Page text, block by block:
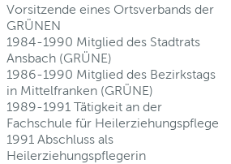
Vorsitzende eines Ortsverbands der
GRÜNEN
1984-1990 Mitglied des Stadtrats
Ansbach (GRÜNE)
1986-1990 Mitglied des Bezirkstags
in Mittelfranken (GRÜNE)
1989-1991 Tätigkeit an der
Fachschule für Heilerziehungspflege
1991 Abschluss als
Heilerziehungspflegerin